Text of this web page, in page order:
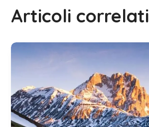
Articoli correlati